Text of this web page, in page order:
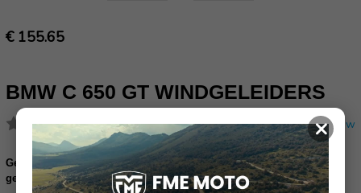
€ 155.65
BMW C 650 GT WINDGELEIDERS
(Nog geen reviews) Schrijf een review
Gelieve uw frame nummer in te vullen ter controle of dit product
geschikt is voor uw motor (17 karakters):
×